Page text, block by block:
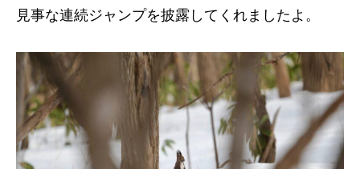
見事な連続ジャンプを披露してくれましたよ。